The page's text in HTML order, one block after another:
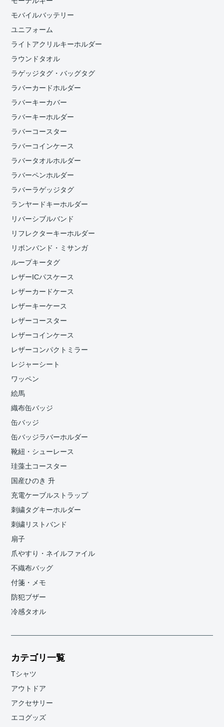
モバイルバッテリー
ユニフォーム
ライトアクリルキーホルダー
ラウンドタオル
ラゲッジタグ・バッグタグ
ラバーカードホルダー
ラバーキーカバー
ラバーキーホルダー
ラバーコースター
ラバーコインケース
ラバータオルホルダー
ラバーペンホルダー
ラバーラゲッジタグ
ランヤードキーホルダー
リバーシブルバンド
リフレクターキーホルダー
リボンバンド・ミサンガ
ループキータグ
レザーICパスケース
レザーカードケース
レザーキーケース
レザーコースター
レザーコインケース
レザーコンパクトミラー
レジャーシート
ワッペン
絵馬
織布缶バッジ
缶バッジ
缶バッジラバーホルダー
靴紐・シューレース
珪藻土コースター
国産ひのき 升
充電ケーブルストラップ
刺繍タグキーホルダー
刺繍リストバンド
扇子
爪やすり・ネイルファイル
不織布バッグ
付箋・メモ
防犯ブザー
冷感タオル
カテゴリ一覧
Tシャツ
アウトドア
アクセサリー
エコグッズ